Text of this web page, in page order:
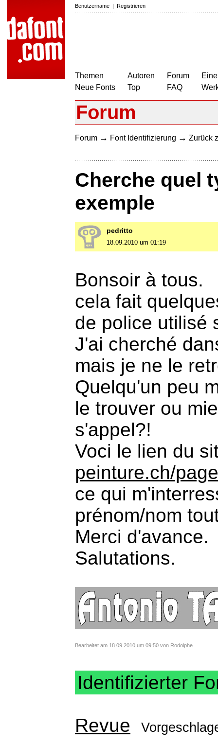
Benutzername | Registrieren
Themen
Neue Fonts
Autoren
Top
Forum
FAQ
Forum
Forum → Font Identifizierung → Zurück
Cherche quel
exemple
pedritto
18.09.2010 um 01:19
Bonsoir à tous.
cela fait
de police utilisé
J'ai cherché
mais je ne le
Quelqu'un peu
le trouver ou
s'appel?!
Voci le lien du
peinture.ch/
ce qui
prénom/nom
Merci d'avance.
Salutations.
Bearbeitet am 18.09.2010 um 09:50 von Rodolphe
Identifizierter
Revue